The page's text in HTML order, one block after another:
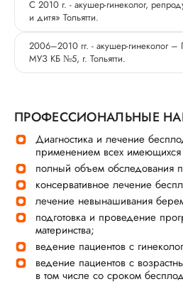
С 2010 г. - акушер-гинеколог,
и дитя» Тольятти.
2006–2010 гг. - акушер-гинеколог –
МУЗ КБ №5, г. Тольятти.
ПРОФЕССИОНАЛЬНЫЕ
Диагностика и лечение
применением всех
полный объем обследования
консервативное лечение
лечение невынашивания
подготовка и проведение
материнства;
ведение пациентов с
ведение пациентов с
в том числе со сроком